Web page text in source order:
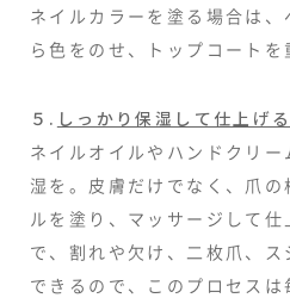
ネイルカラーを塗る場合は
ら色をのせ、トップコートを
５. しっかり保湿して仕上げる
ネイルオイルやハンドクリ
湿を。皮膚だけでなく、爪
ルを塗り、マッサージして
で、割れや欠け、二枚爪、
できるので、このプロセスは